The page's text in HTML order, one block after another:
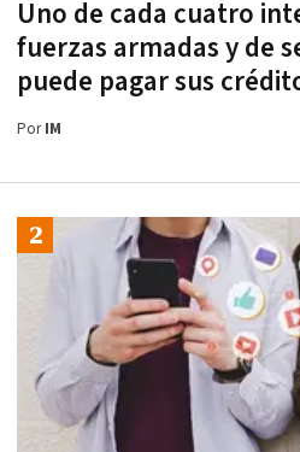
Uno de cada cuatro
fuerzas armadas y de
puede pagar sus
PorIM